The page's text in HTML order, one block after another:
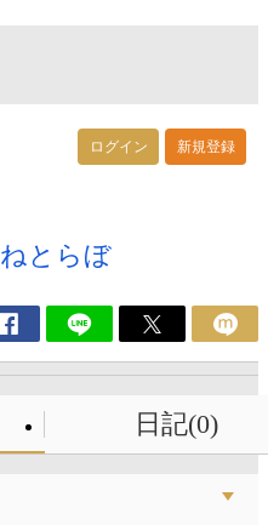
ログイン 新規登録
ねとらぼ
日記(0)